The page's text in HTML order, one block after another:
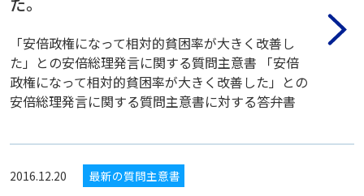
「安倍政権になって相対的貧困率が大きく改善し
た」との安倍総理発言に関する質問主意書 「安倍
政権になって相対的貧困率が大きく改善した」との
安倍総理発言に関する質問主意書に対する答弁書
2016.12.20 最新の質問主意書